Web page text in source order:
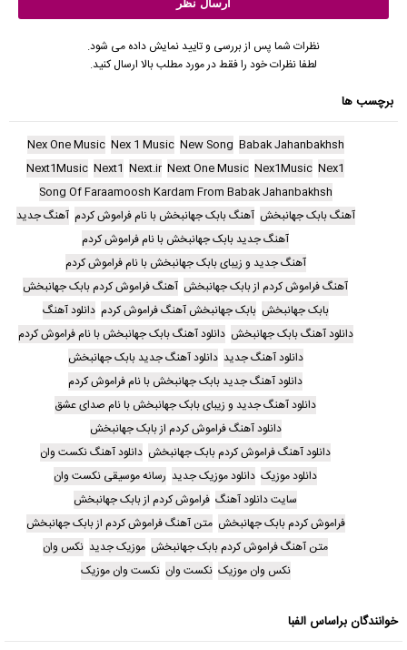
نظرات شما پس از بررسی و تایید نمایش داده می شود.
لطفا نظرات خود را فقط در مورد مطلب بالا ارسال کنید.
برچسب ها
Babak Jahanbakhsh
New Song
Nex 1 Music
Nex One Music
Nex1
Nex1Music
Next One Music
Next.ir
Next1
Next1Music
Song Of Faraamoosh Kardam From Babak Jahanbakhsh
آهنگ بابک جهانبخش آهنگ بابک جهانبخش با نام فراموش کردم آهنگ جدید
آهنگ جدید بابک جهانبخش با نام فراموش کردم
آهنگ جدید و زیبای بابک جهانبخش با نام فراموش کردم
آهنگ فراموش کردم از بابک جهانبخش آهنگ فراموش کردم بابک جهانبخش
بابک جهانبخش بابک جهانبخش آهنگ فراموش کردم دانلود آهنگ
دانلود آهنگ بابک جهانبخش دانلود آهنگ بابک جهانبخش با نام فراموش کردم
دانلود آهنگ جدید دانلود آهنگ جدید بابک جهانبخش
دانلود آهنگ جدید بابک جهانبخش با نام فراموش کردم
دانلود آهنگ جدید و زیبای بابک جهانبخش با نام صدای عشق
دانلود آهنگ فراموش کردم از بابک جهانبخش
دانلود آهنگ فراموش کردم بابک جهانبخش دانلود آهنگ نکست وان
دانلود موزیک دانلود موزیک جدید رسانه موسیقی نکست وان
سایت دانلود آهنگ فراموش کردم از بابک جهانبخش
فراموش کردم بابک جهانبخش متن آهنگ فراموش کردم از بابک جهانبخش
متن آهنگ فراموش کردم بابک جهانبخش موزیک جدید نکس وان
نکس وان موزیک نکست وان نکست وان موزیک
خوانندگان براساس الفبا